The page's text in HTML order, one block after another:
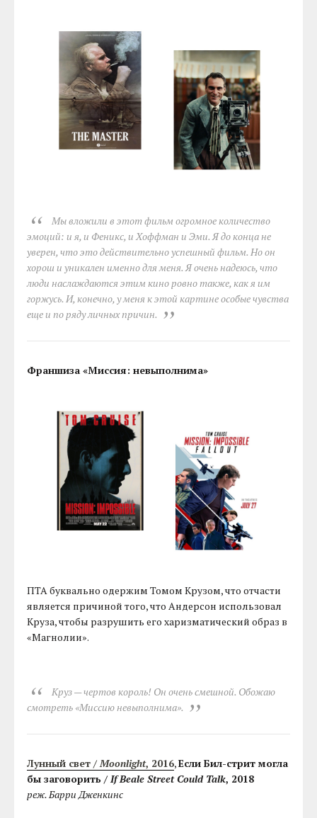
Мы вложили в этот фильм огромное количество
эмоций: и я, и Феникс, и Хоффман и Эми. Я до конца не
уверен, что это действительно успешный фильм. Но он
хорош и уникален именно для меня. Я очень надеюсь, что
люди наслаждаются этим кино ровно также, как я им
горжусь. И, конечно, у меня к этой картине особые чувства
еще и по ряду личных причин.
Франшиза «Миссия: невыполнима»
ПТА буквально одержим Томом Крузом, что отчасти
является причиной того, что Андерсон использовал
Круза, чтобы разрушить его харизматический образ в
«Магнолии».
Круз — чертов король! Он очень смешной. Обожаю
смотреть «Миссию невыполнима».
Лунный свет /Moonlight, 2016,Если Бил-стрит могла
бы заговорить /If Beale Street Could Talk, 2018
реж. Барри Дженкинс